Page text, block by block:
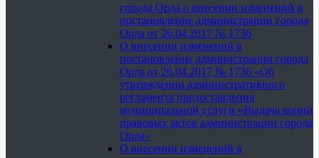
города Орла о внесении изменений в
постановление администрации города
Орла от 26.04.2017 № 1736
О внесении изменений в
постановление администрации города
Орла от 26.04.2017 № 1736 «Об
утверждении административного
регламента предоставления
муниципальной услуги «Выдача копий
правовых актов администрации города
Орла»
О внесении изменений в